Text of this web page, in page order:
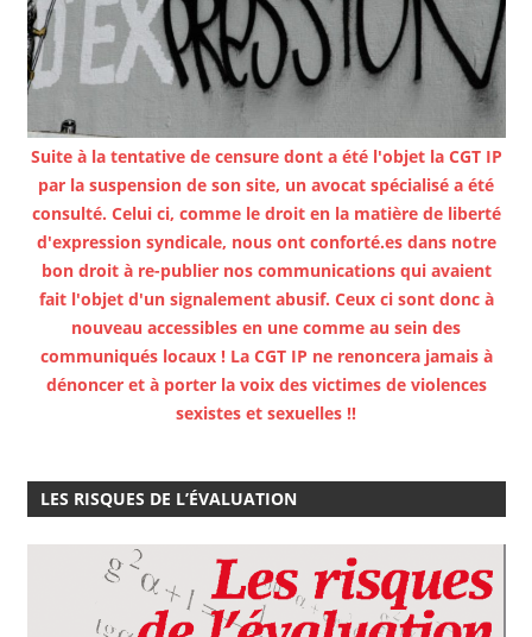
Suite à la tentative de censure dont a été l'objet la CGT IP
par la suspension de son site, un avocat spécialisé a été
consulté. Celui ci, comme le droit en la matière de liberté
d'expression syndicale, nous ont conforté.es dans notre
bon droit à re-publier nos communications qui avaient
fait l'objet d'un signalement abusif. Ceux ci sont donc à
nouveau accessibles en une comme au sein des
communiqués locaux ! La CGT IP ne renoncera jamais à
dénoncer et à porter la voix des victimes de violences
sexistes et sexuelles !!
LES RISQUES DE L’ÉVALUATION